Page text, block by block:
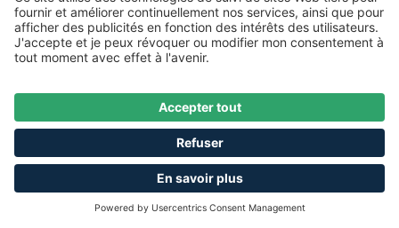
2410 Disponible